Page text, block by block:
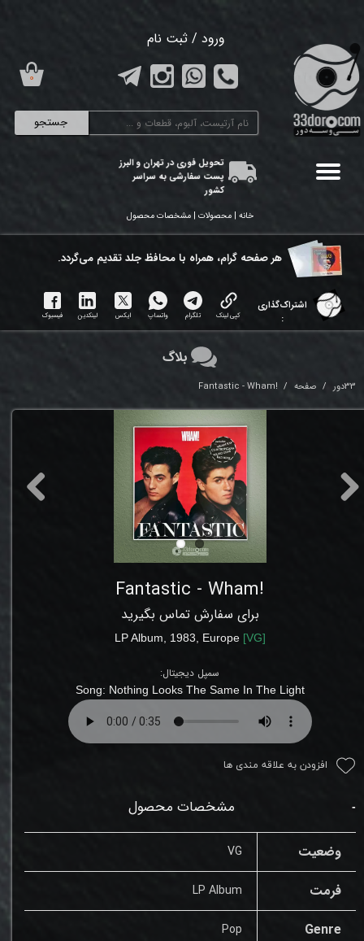
جستجو
ورود / ثبت نام
تغییر گذر واژه
سفارشات
تحویل فوری در تهران و البرز
پست سفارشی به سراسر
کشور
۰
خانه | محصولات | مشخصات محصول
هر ​صفحه گرام، همراه با محافظ جلد تقدیم می‌گردد.
اشتراک‌گذاری
:
کپی لینک تلگرام واتساپ ایکس لینکدین فیسبوک
33دور صفحه !Fantastic - Wham
!Fantastic - Wham
برای سفارش تماس بگیرید
LPAlbum, 1983 Europe [VG]
سمپل دیجیتال:
Song: Nothing Looks The Same In The Light
افزودن به علاقه مندی ها
مشخصات محصول
وضعیت VG
فرمت LP Album
Genre
Pop
بلاگ